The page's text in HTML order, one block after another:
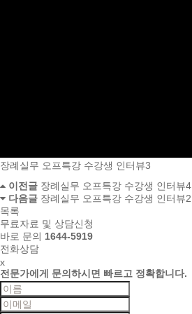
장례실무 오프특강 수강생 인터뷰3
이전글 장례실무 오프특강 수강생 인터뷰4
다음글 장례실무 오프특강 수강생 인터뷰2
목록
무료자료 및 상담신청
바로 문의 1644-5919
전화상담
x
전문가에게 문의하시면 빠르고 정확합니다.